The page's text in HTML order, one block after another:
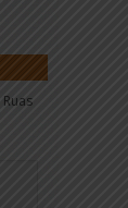
Ruas